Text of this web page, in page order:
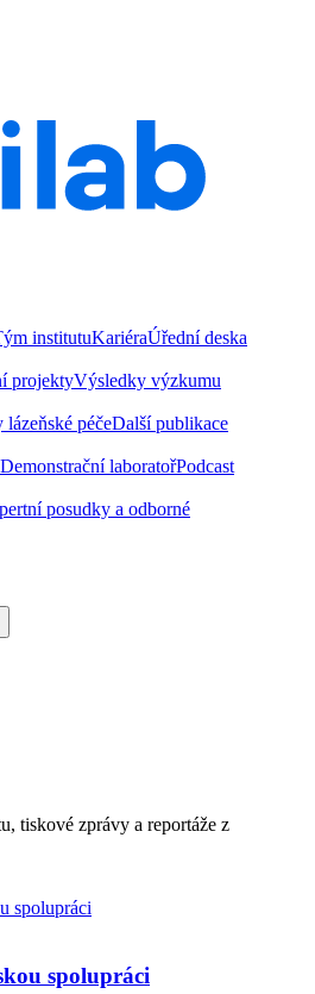
institutuKariéraÚřední deska
projektyVýsledky výzkumu
lázeňské péčeDalší publikace
Demonstrační laboratořPodcast
posudky a odborné
tiskové zprávy a reportáže z
spolupráci